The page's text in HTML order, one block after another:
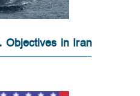
in Iran